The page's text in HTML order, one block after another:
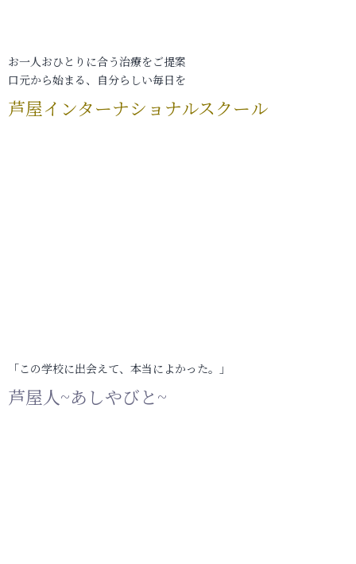
お一人おひとりに合う治療をご提案
口元から始まる、自分らしい毎日を
芦屋インターナショナルスクール
「この学校に出会えて、本当によかった。」
芦屋人~あしやびと~